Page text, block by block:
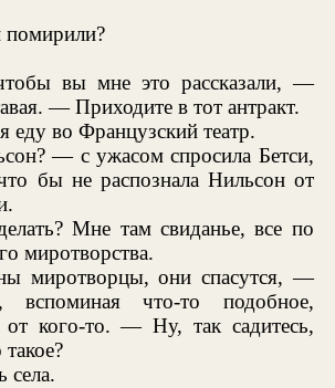
вы мне это рассказали, —
— Приходите в тот антракт.
еду во Французский театр.
— с ужасом спросила Бетси,
бы не распознала Нильсон от
Мне там свиданье, все по
миротворства.
миротворцы, они спасутся, —
вспоминая что-то подобное,
кого-то. — Ну, так садитесь,
села.